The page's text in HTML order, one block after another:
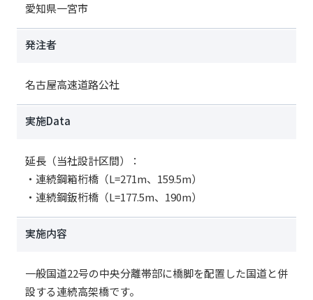
愛知県一宮市
発注者
名古屋高速道路公社
実施Data
延長（当社設計区間）：
・連続鋼箱桁橋（L=271m、159.5m）
・連続鋼鈑桁橋（L=177.5m、190m）
実施内容
一般国道22号の中央分離帯部に橋脚を配置した国道と併
設する連続高架橋です。